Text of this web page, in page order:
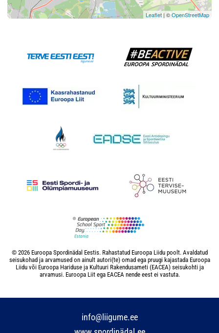
Leaflet | ©OpenStreetMap
© 2026 Euroopa Spordinädal Eestis. Rahastatud Euroopa Liidu poolt. Avaldatud
seisukohad ja arvamused on ainult autori(te) omad ega pruugi kajastada Euroopa
Liidu või Euroopa Hariduse ja Kultuuri Rakendusameti (EACEA) seisukohti ja
arvamusi. Euroopa Liit ega EACEA nende eest ei vastuta.
info@liigume.ee